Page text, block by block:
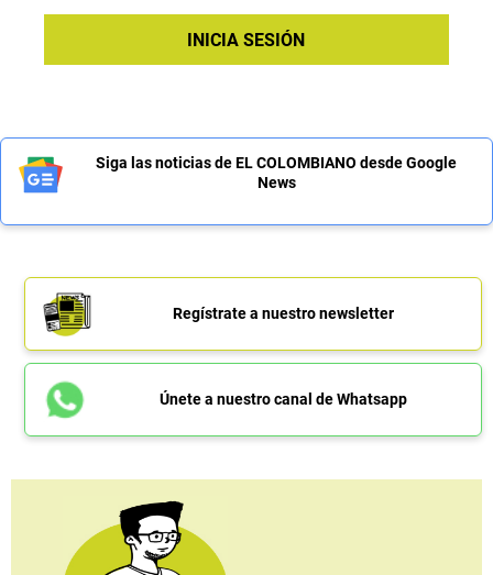
INICIA SESIÓN
Siga las noticias de EL COLOMBIANO desde Google
News
Regístrate a nuestro newsletter
Únete a nuestro canal de Whatsapp